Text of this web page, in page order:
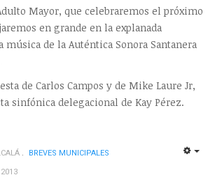
Mayor, que celebraremos el próximo
en grande en la explanada
música de la Auténtica Sonora Santanera
de Carlos Campos y de Mike Laure Jr,
sinfónica delegacional de Kay Pérez.
BREVES MUNICIPALES